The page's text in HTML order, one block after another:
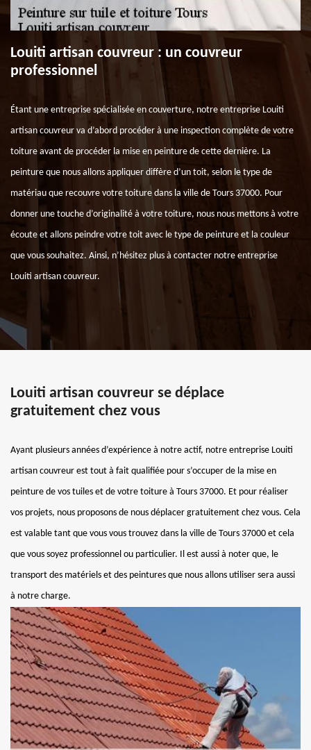
Louiti artisan couvreur : un couvreur
professionnel
Étant une entreprise spécialisée en couverture, notre entreprise Louiti
artisan couvreur va d’abord procéder à une inspection complète de votre
toiture avant de procéder la mise en peinture de cette dernière. La
peinture que nous allons appliquer diffère d’un toit, selon le type de
matériau que recouvre votre toiture dans la ville de Tours 37000. Pour
donner une touche d’originalité à votre toiture, nous nous mettons à votre
écoute et allons peindre votre toit avec le type de peinture et la couleur
que vous souhaitez. Ainsi, n’hésitez plus à contacter notre entreprise
Louiti artisan couvreur.
Louiti artisan couvreur se déplace
gratuitement chez vous
Ayant plusieurs années d’expérience à notre actif, notre entreprise Louiti
artisan couvreur est tout à fait qualifiée pour s’occuper de la mise en
peinture de vos tuiles et de votre toiture à Tours 37000. Et pour réaliser
vos projets, nous proposons de nous déplacer gratuitement chez vous. Cela
est valable tant que vous vous trouvez dans la ville de Tours 37000 et cela
que vous soyez professionnel ou particulier. Il est aussi à noter que, le
transport des matériels et des peintures que nous allons utiliser sera aussi
à notre charge.